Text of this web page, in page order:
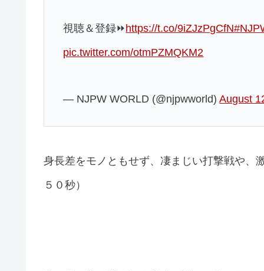
視聴＆登録⏩https://t.co/9iZJzPgCfN
pic.twitter.com/otmPZMQKM2
— NJPW WORLD (@njpwworld)August
身長差をモノともせず、凄まじい打撃戦や、
５０秒）